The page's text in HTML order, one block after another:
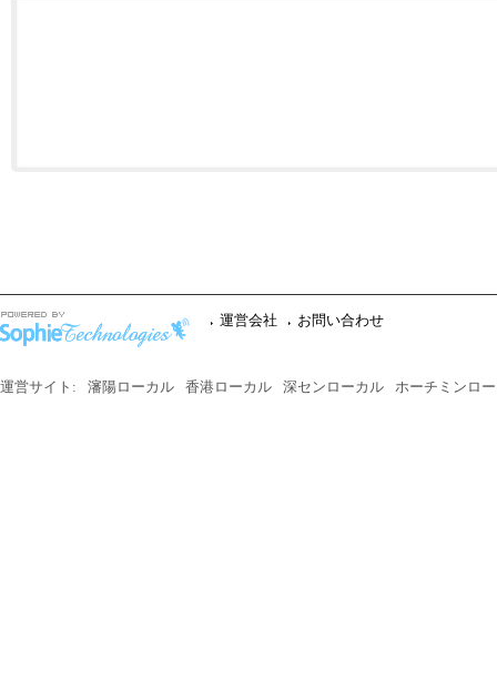
運営会社 お問い合わせ
運営サイト: 瀋陽ローカル 香港ローカル 深センローカル ホーチミンロ